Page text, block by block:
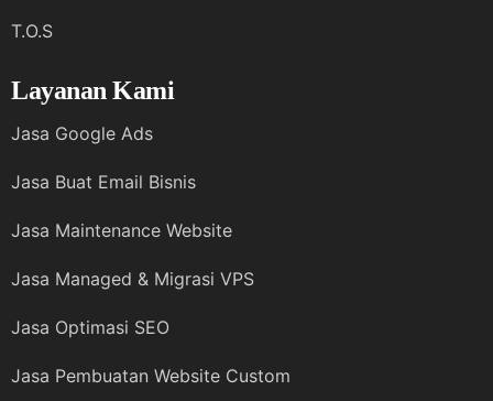
T.O.S
Layanan Kami
Jasa Google Ads
Jasa Buat Email Bisnis
Jasa Maintenance Website
Jasa Managed & Migrasi VPS
Jasa Optimasi SEO
Jasa Pembuatan Website Custom